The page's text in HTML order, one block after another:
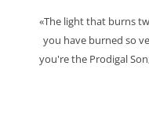
«The light that burns
you have burned so
you're the Prodigal